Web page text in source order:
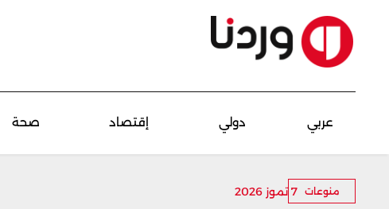
عربي دولي إقتصاد صحة
منوعات 7 تموز 2026